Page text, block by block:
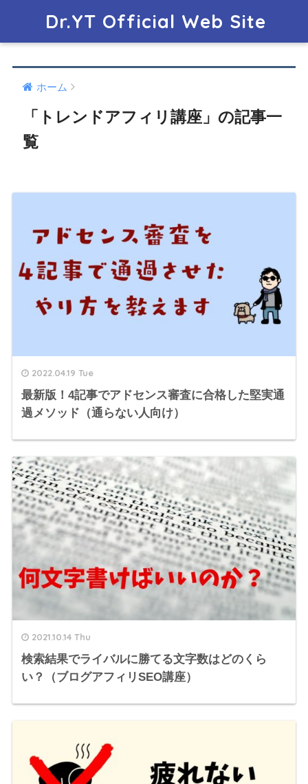
Dr.YT Official Web Site
ホーム
「トレンドアフィリ講座」の記事一
覧
2022.04.19 Tue
最新版！4記事でアドセンス審査に合格した堅実通
過メソッド（通らない人向け）
2021.10.14 Thu
検索結果でライバルに勝てる文字数はどのくら
い？（ブログアフィリSEO講座）